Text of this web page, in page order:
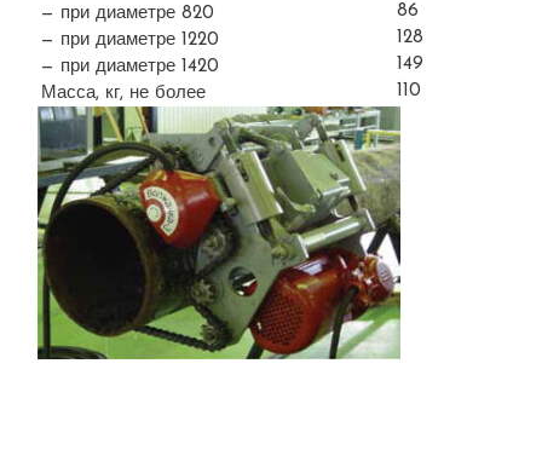
— при диаметре 820
86
— при диаметре 1220
128
— при диаметре 1420
149
Масса, кг, не более
110